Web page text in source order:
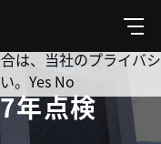
メ
ニ
ュ
年点検
跡してもよろしいです
めて重視しています。
は、当社のプライバシ
。 Yes No